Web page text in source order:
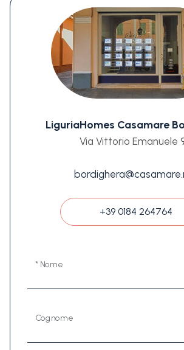
LiguriaHomes Casamare
Via Vittorio Emanuele
+39 0184 264764
* Nome
Cognome